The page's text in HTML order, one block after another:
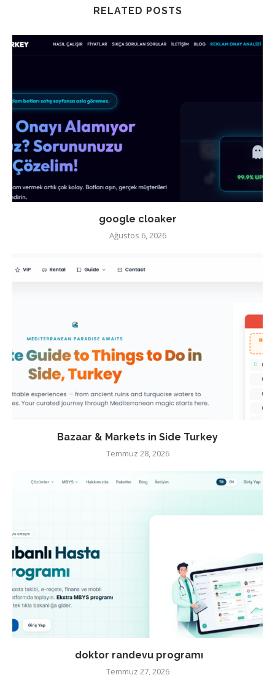
RELATED POSTS
google cloaker
Ağustos 6, 2026
Bazaar & Markets in Side Turkey
Temmuz 28, 2026
doktor randevu programı
Temmuz 27, 2026